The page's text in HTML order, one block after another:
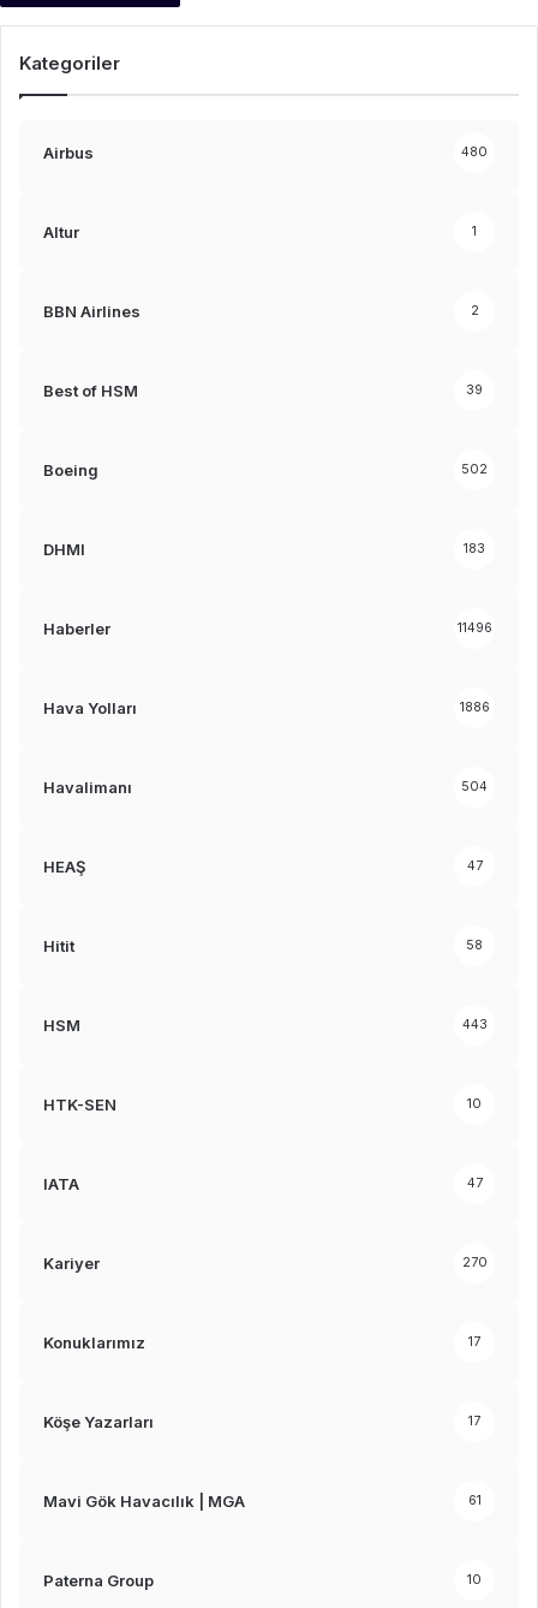
Kategoriler
Airbus 480
Altur 1
BBN Airlines 2
Best of HSM 39
Boeing 502
DHMI 183
Haberler 11496
Hava Yolları 1886
Havalimanı 504
HEAŞ 47
Hitit 58
HSM 443
HTK-SEN 10
IATA 47
Kariyer 270
Konuklarımız 17
Köşe Yazarları 17
Mavi Gök Havacılık | MGA 61
Paterna Group 10